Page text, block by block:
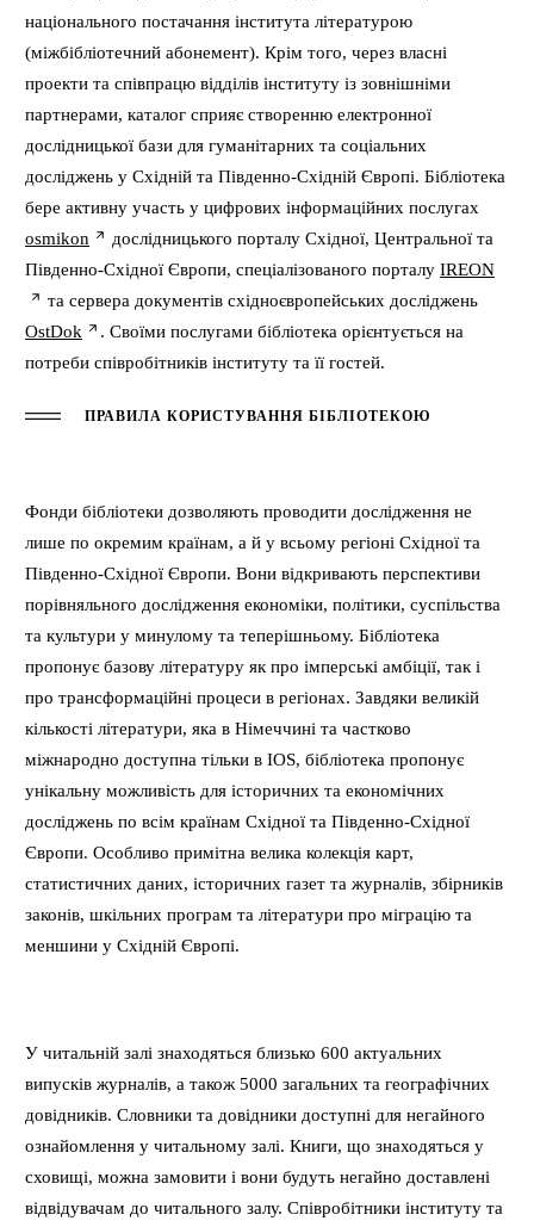
національного постачання інститута літературою
(міжбібліотечний абонемент). Крім того, через власні
проекти та співпрацю відділів інституту із зовнішніми
партнерами, каталог сприяє створенню електронної
дослідницької бази для гуманітарних та соціальних
досліджень у Східній та Південно-Східній Європі. Бібліотека
бере активну участь у цифрових інформаційних послугах
osmikon
дослідницького порталу Східної, Центральної та
Південно-Східної Європи, спеціалізованого порталу IREON
та сервера документів східноєвропейських досліджень
OstDok
. Своїми послугами бібліотека орієнтується на
потреби співробітників інституту та її гостей.
ПРАВИЛА КОРИСТУВАННЯ БІБЛІОТЕКОЮ
Фонди бібліотеки дозволяють проводити дослідження не
лише по окремим країнам, а й у всьому регіоні Східної та
Південно-Східної Європи. Вони відкривають перспективи
порівняльного дослідження економіки, політики, суспільства
та культури у минулому та теперішньому. Бібліотека
пропонує базову літературу як про імперські амбіції, так і
про трансформаційні процеси в регіонах. Завдяки великій
кількості літератури, яка в Німеччині та частково
міжнародно доступна тільки в IOS, бібліотека пропонує
унікальну можливість для історичних та економічних
досліджень по всім країнам Східної та Південно-Східної
Європи. Особливо примітна велика колекція карт,
статистичних даних, історичних газет та журналів, збірників
законів, шкільних програм та літератури про міграцію та
меншини у Східній Європі.
У читальній залі знаходяться близько 600 актуальних
випусків журналів, а також 5000 загальних та географічних
довідників. Словники та довідники доступні для негайного
ознайомлення у читальному залі. Книги, що знаходяться у
сховищі, можна замовити і вони будуть негайно доставлені
відвідувачам до читального залу. Співробітники інституту та